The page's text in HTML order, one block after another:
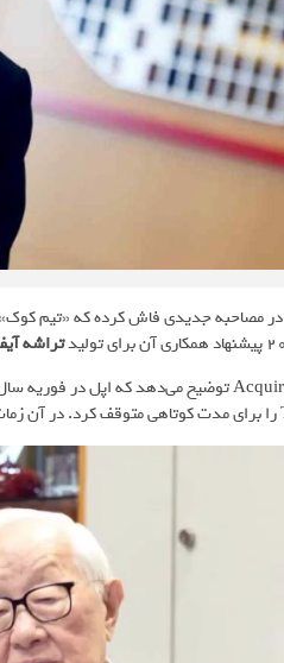
در مصاحبه جدیدی فاش کرده که «تیم
تراشه